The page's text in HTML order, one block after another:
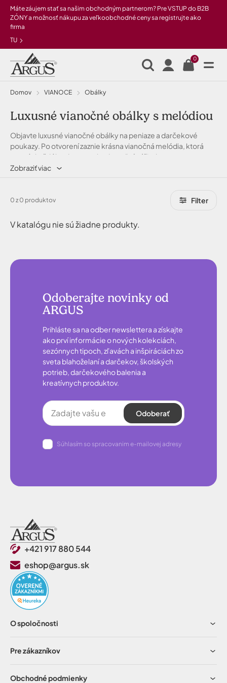
Preskočiť na hlavný obsah
Máte záujem stať sa našim obchodným partnerom? Pre VSTUP do B2B
ZÓNY a možnosť nákupu za veľkoobchodné ceny sa registrujte ako
firma
TU
0
Domov VIANOCE Obálky
Luxusné vianočné obálky s melódiou
Objavte luxusné vianočné obálky na peniaze a darčekové
poukazy. Po otvorení zaznie krásna vianočná melódia, ktorá
spraví z každého daru nezabudnuteľný zážitok.
Zobraziť viac
0 z 0 produktov Filter
V katalógu nie sú žiadne produkty.
Odoberajte novinky od
ARGUS
Prihláste sa na odber newslettera a získajte
ako prví informácie o nových kolekciách,
sezónnych tipoch, zľavách a inšpiráciách zo
sveta blahoželaní a darčekov, školských
potrieb, darčekového balenia a
kreatívnych produktov.
Odoberať
Súhlasím so spracovanim e-mailovej adresy
+421 917 880 544
eshop@argus.sk
O spoločnosti
Pre zákazníkov
Obchodné podmienky